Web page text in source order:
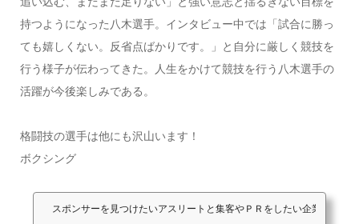
持つようになった八木選手。インタビュー中では「試合に勝っ
ても嬉しくない。反省点ばかりです。」と自分に厳しく競技を
行う様子が伝わってきた。人生をかけて競技を行う八木選手の
活躍が今後楽しみである。
格闘技の選手は他にも沢山います！
ボクシング
スポンサーを見つけたいアスリートと集客やＰＲをしたい企業が出会